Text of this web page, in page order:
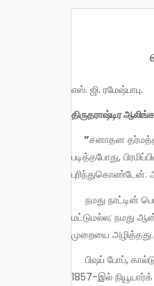
எஸ். ஜி. ரமேஷ்பாபு.
திருதராஷ்டிர
”சனாதன
படித்தபோது,
புரிந்துகொண்டேன்.
நமது நாட்டின் பொருளாதாரத்தை ஆங்கிலேயர் கரண்டியபோது தோன்றியவர் வள்ளலார். ஆங்கிலேயர்கள் பொருளாதாரத்தை
மட்டுமல்ல; நமது
முறையை அழித்தது.
பிஷப் போப், கால்டுவெல் போன்றவர்கள் மொழிபெயர்க்கிறேன் என்று கூறி நமது நூல்களில் இருந்து ஆன்மீகத்தை அகற்றிவிட்டனர்.
1857-இல்